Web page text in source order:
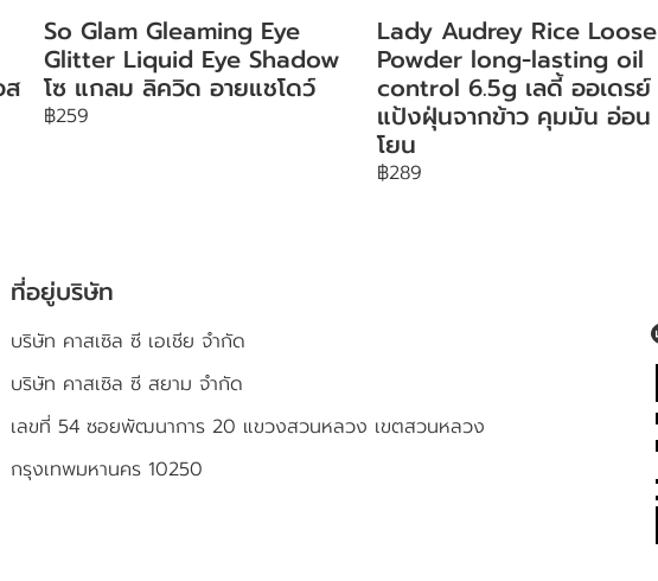
ส
So Glam Gleaming Eye
Glitter Liquid Eye Shadow
โซ แกลม ลิควิด อายแชโดว์
฿259
Lady Audrey Rice Loose
Powder long-lasting oil
control 6.5g เลดี้ ออเดรย์
แป้งฝุ่นจากข้าว คุมมัน อ่อน
โยน
฿289
ที่อยู่บริษัท
บริษัท คาสเซิล ซี เอเชีย จำกัด
บริษัท คาสเซิล ซี สยาม จำกัด
เลขที่ 54 ซอยพัฒนาการ 20 แขวงสวนหลวง เขตสวนหลวง
กรุงเทพมหานคร 10250